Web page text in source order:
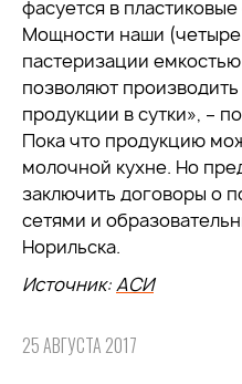
фасуется в
Мощности наши
пастеризации
позволяют
продукции в сутки», –
Пока что продукцию
молочной кухне. Но
заключить договоры о
сетями и
Норильска.
Источник:АСИ
25 АВГУСТА 2017